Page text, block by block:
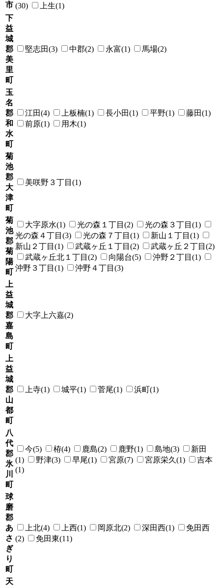
市 (30)
上生(1)
下
益
城
郡
美
里
町
堅志田(3) 中郡(2) 永富(1) 馬場(2)
玉
名
郡
和
水
町
江田(4) 上板楠(1) 長小田(1) 平野(1)
藤田(1)
前原(1)
用木(1)
菊
池
郡
大
津
町
美咲野３丁目(1)
菊
池
郡
菊
陽
町
大字原水(1) 光の森１丁目(2)
光の森３丁目(1)
光の森４丁目(3)
光の森７丁目(1)
新山１丁目(1)
新山２丁目(1)
武蔵ヶ丘１丁目(2)
武蔵ヶ丘２丁目(2)
武蔵ヶ丘北１丁目(2)
向陽台(5)
沖野２丁目(1)
沖野３丁目(1)
沖野４丁目(3)
上
益
城
郡
嘉
島
町
大字上六嘉(2)
上
益
城
郡
山
都
町
上寺(1) 城平(1) 菅尾(1) 浜町(1)
八
代
郡
氷
川
町
今(5) 栫(4) 鹿島(2) 鹿野(1) 島地(3)
新田
(1)
野津(3) 早尾(1) 宮原(7) 宮原栄久(1)
吉本
(1)
球
磨
郡
あ
さ
ぎ
り
町
上北(4) 上西(1) 岡原北(2) 深田西(1)
免田西
(2)
免田東(11)
天